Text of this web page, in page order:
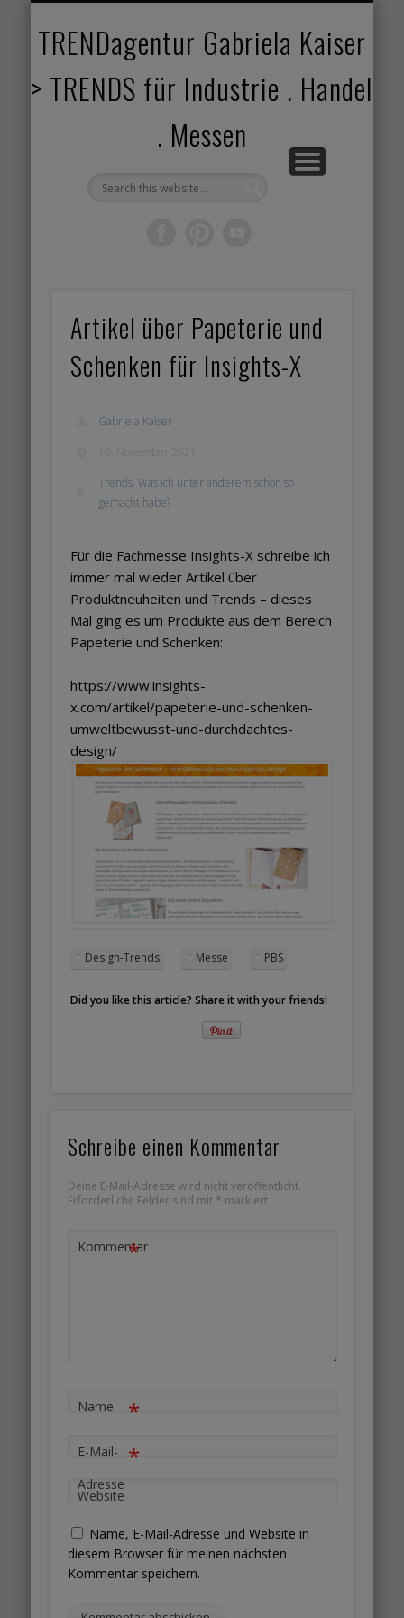
TRENDagentur Gabriela Kaiser
> TRENDS für Industrie . Handel
. Messen
Artikel über Papeterie und
Schenken für Insights-X
Gabriela Kaiser
Trends ,Was ich unter anderem schon so
gemacht habe?
Für die Fachmesse Insights-X schreibe ich
immer mal wieder Artikel über
Produktneuheiten und Trends – dieses
Mal ging es um Produkte aus dem Bereich
Papeterie und Schenken:
https://www.insights-
x.com/artikel/papeterie-und-schenken-
umweltbewusst-und-durchdachtes-
design/
Design-Trends Messe PBS
Did you like this article? Share it with your friends!
Schreibe einen Kommentar
Deine E-Mail-Adresse wird nicht veröffentlicht.
Erforderliche Felder sind mit * markiert
Kommentar
*
Name *
E-Mail-
Adresse
*
Website
Name, E-Mail-Adresse und Website in
diesem Browser für meinen nächsten
Kommentar speichern.